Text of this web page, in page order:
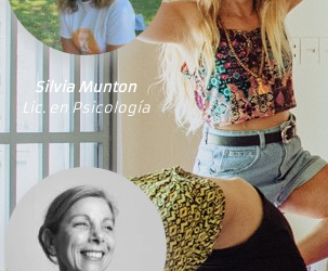
Silvia Munton
Lic. en Psicología